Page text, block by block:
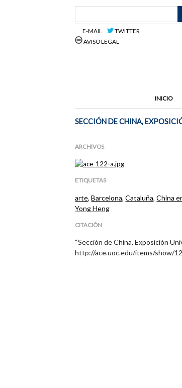
E-MAIL
TWITTER
AVISO LEGAL
INICIO
SECCIÓN DE CHINA,
ARCHIVOS
ETIQUETAS
arte,Barcelona,Cataluña,China
Yong Heng
CITACIÓN
“Sección de China, Exposición
http://ace.uoc.edu/items/show/